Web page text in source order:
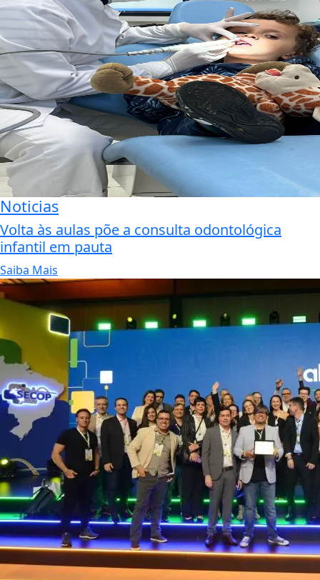
Noticias
Volta às aulas põe a consulta odontológica
infantil em pauta
Saiba Mais